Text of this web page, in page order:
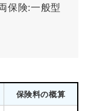
険:一般型
保険料の概算